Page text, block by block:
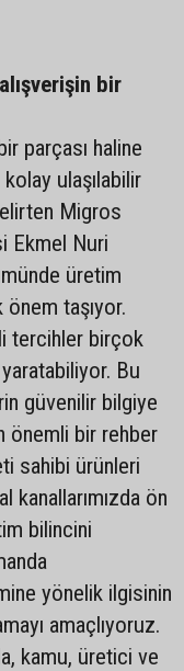
bir
parçası haline
ulaşılabilir
Migros
Ekmel Nuri
üretim
önem taşıyor.
tercihler birçok
Bu
güvenilir bilgiye
önemli bir rehber
sahibi ürünleri
kanallarımızda ön
bilincini
yönelik ilgisinin
amaçlıyoruz.
kamu, üretici ve